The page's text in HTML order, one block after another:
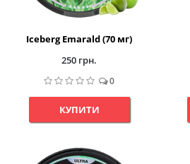
Iceberg Emarald (70 мг)
250 грн.
0
КУПИТИ